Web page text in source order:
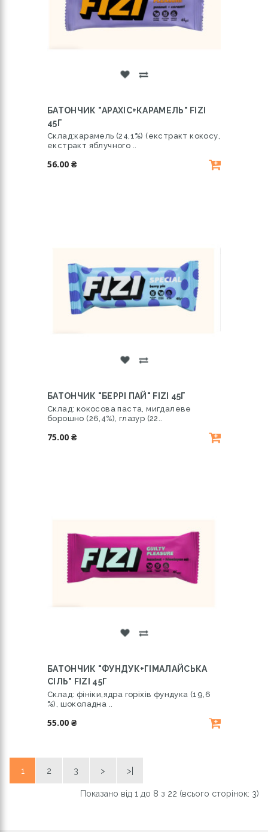
БАТОНЧИК "АРАХІС+КАРАМЕЛЬ" FIZI
45Г
Склад:карамель (24,1%) (екстракт кокосу,
екстракт яблучного ..
56.00 ₴
БАТОНЧИК "БЕРРІ ПАЙ" FIZI 45Г
Склад: кокосова паста, мигдалеве
борошно (26,4%), глазур (22..
75.00 ₴
БАТОНЧИК "ФУНДУК+ГІМАЛАЙСЬКА
СІЛЬ" FIZI 45Г
Склад: фініки,ядра горіхів фундука (19,6
%), шоколадна ..
55.00 ₴
1 2 3 > >|
Показано від 1 до 8 з 22 (всього сторінок: 3)